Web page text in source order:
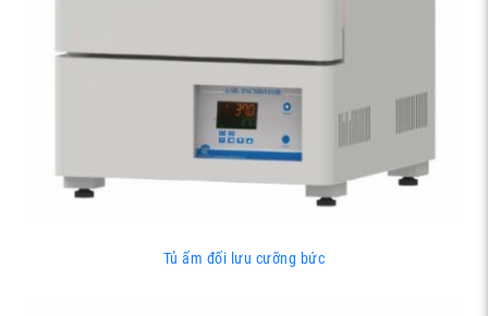
Tủ ấm đối lưu cưỡng bức